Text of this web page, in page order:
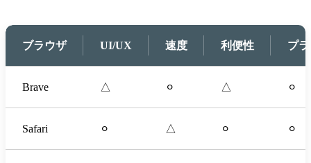
ブラウザ UI/UX 速度 利便性 プ
Brave △ ⚪︎ △ ⚪︎
Safari ⚪︎ △ ⚪︎ ⚪︎